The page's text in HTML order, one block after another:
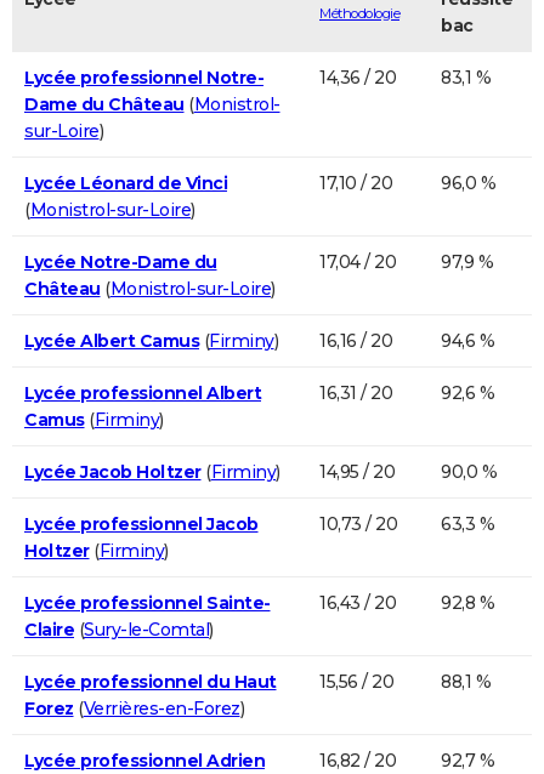
Méthodologie
bac
Lycée professionnel Notre-
Dame du Château (Monistrol-
sur-Loire)
14,36 / 20 83,1 %
Lycée Léonard de Vinci
(Monistrol-sur-Loire)
17,10 / 20 96,0 %
Lycée Notre-Dame du
Château (Monistrol-sur-Loire)
17,04 / 20 97,9 %
Lycée Albert Camus(Firminy) 16,16 / 20 94,6 %
Lycée professionnel Albert
Camus(Firminy)
16,31 / 20 92,6 %
Lycée Jacob Holtzer(Firminy) 14,95 / 20 90,0 %
Lycée professionnel Jacob
Holtzer(Firminy)
10,73 / 20 63,3 %
Lycée professionnel Sainte-
Claire (Sury-le-Comtal)
16,43 / 20 92,8 %
Lycée professionnel du Haut
Forez (Verrières-en-Forez)
15,56 / 20 88,1 %
Lycée professionnel Adrien
16,82 / 20 92,7 %